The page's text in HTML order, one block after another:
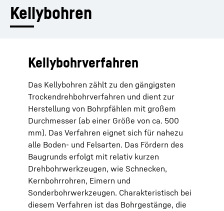
Kellybohren
Kellybohrverfahren
Das Kellybohren zählt zu den gängigsten
Trockendrehbohrverfahren und dient zur
Herstellung von Bohrpfählen mit großem
Durchmesser (ab einer Größe von ca. 500
mm). Das Verfahren eignet sich für nahezu
alle Boden- und Felsarten. Das Fördern des
Baugrunds erfolgt mit relativ kurzen
Drehbohrwerkzeugen, wie Schnecken,
Kernbohrrohren, Eimern und
Sonderbohrwerkzeugen. Charakteristisch bei
diesem Verfahren ist das Bohrgestänge, die